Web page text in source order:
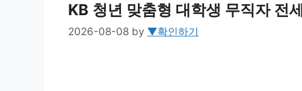
KB 청년 맞춤형 대학생 무직자 전
2026-08-08 by ▼확인하기